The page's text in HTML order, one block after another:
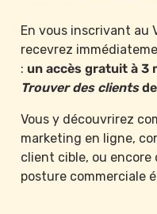
En vous inscrivant au
recevrez
:
Trouver des clients
Vous y découvrirez
marketing en ligne,
client cible, ou
posture commerciale